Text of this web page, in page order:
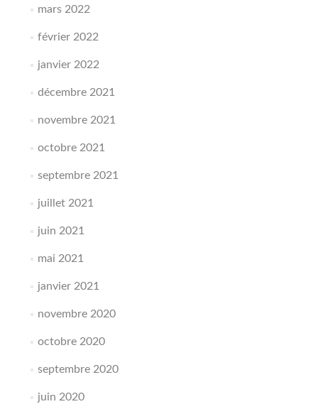
mars 2022
février 2022
janvier 2022
décembre 2021
novembre 2021
octobre 2021
septembre 2021
juillet 2021
juin 2021
mai 2021
janvier 2021
novembre 2020
octobre 2020
septembre 2020
juin 2020